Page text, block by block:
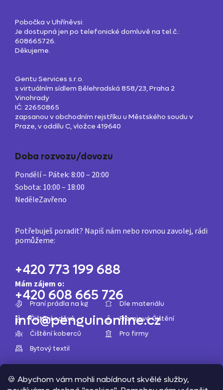
🍪 Abychom vám mohli nabídnout skvělé služby,
Pobočka v Uhříněvsi:
Je dostupná jen po telefonické domluvě na tel.č.:
608665726.
Děkujeme.
Gentu Services s.r.o.
s virtuálním sídlem Bělehradská 858/23, Praha 2
Vinohrady
IČ: 22650865
zapsanou v obchodním rejstříku u Městského soudu v
Praze, v oddílu C, vložce 419640
Mám zájem o:
Praní prádla na kg
Dle materiálu
Čištění oděvů
Premiové Čištění
Čištění koberců
Pro firmy
Bytový textil
Doba rozvozu/dovozu
Pondělí – Pátek:8:00 – 20:00
Sobota: 10:00 – 18:00
NeděleZavřeno
Potřebuješ poradit? Napiš nám nebo rovnou zavolej, rádi
pomůžeme:
+420 773 199 688
+420 608 665 726
info@penguinonline.cz
Copyright 2026